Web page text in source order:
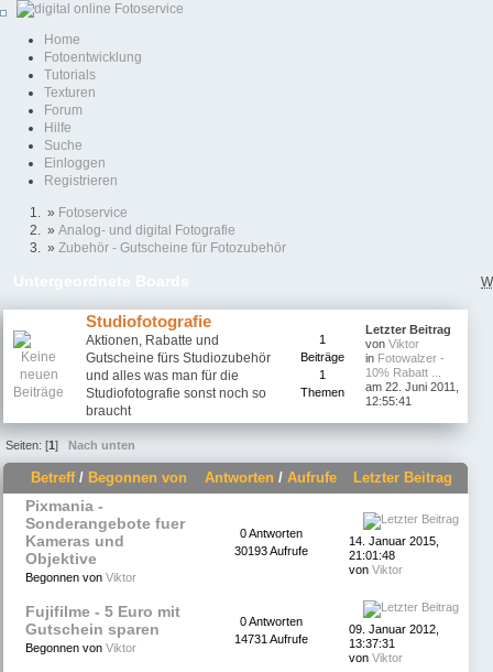
Home
Fotoentwicklung
Tutorials
Texturen
Forum
Hilfe
Suche
Einloggen
Registrieren
» Fotoservice
» Analog- und digital Fotografie
» Zubehör - Gutscheine für Fotozubehör
Studiofotografie
Aktionen, Rabatte und
Gutscheine fürs Studiozubehör
und alles was man für die
Studiofotografie sonst noch so
braucht
1
Beiträge
1
Themen
Letzter Beitrag
vonViktor
in Fotowalzer -
10% Rabatt ...
am 22. Juni 2011,
12:55:41
Seiten: [1] Nach unten
Betreff/ Begonnen von Antworten / Aufrufe
Letzter Beitrag
Pixmania -
Sonderangebote fuer
Kameras und
Objektive
Begonnen von Viktor
0 Antworten
30193 Aufrufe
14. Januar 2015,
21:01:48
von Viktor
Fujifilme - 5 Euro mit
Gutschein sparen
Begonnen von Viktor
0 Antworten
14731 Aufrufe
09. Januar 2012,
13:37:31
von Viktor